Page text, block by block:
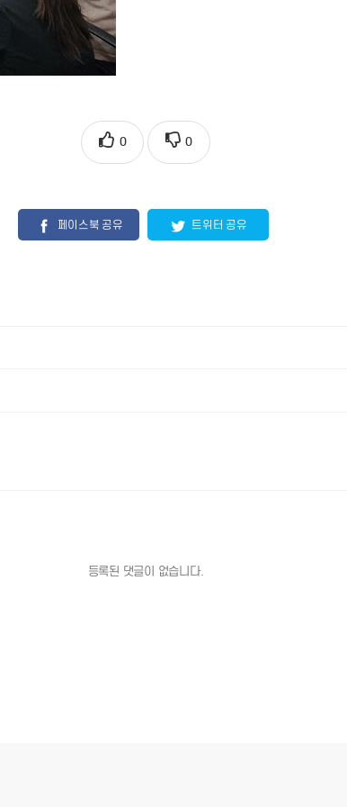
0 0
페이스북 공유 트위터 공유
등록된 댓글이 없습니다.